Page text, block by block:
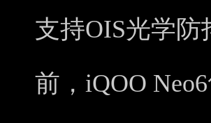
支持OIS光学
前，iQOO